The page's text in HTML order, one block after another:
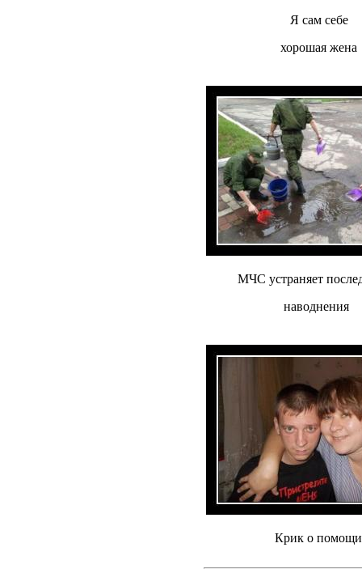
Я сам себе
хорошая жена
МЧС устраняет
наводнения
Крик о помощи